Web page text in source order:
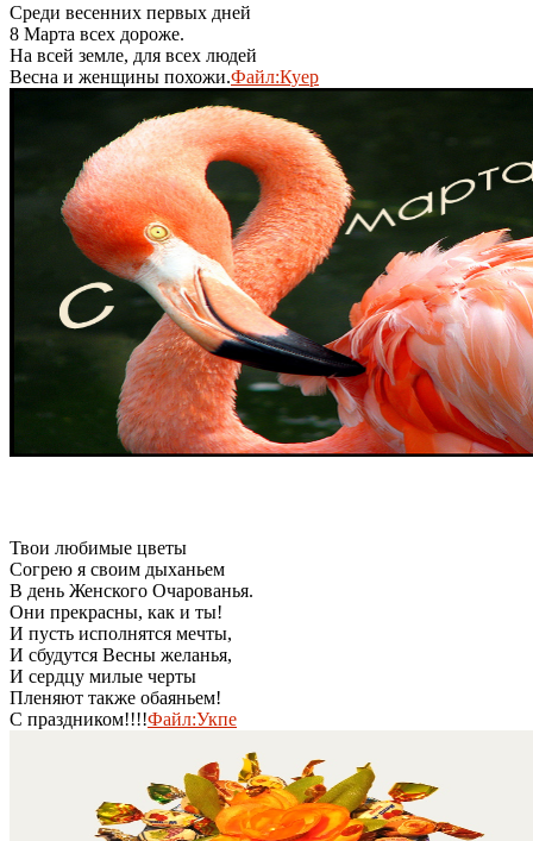
Среди весенних первых дней
8 Марта всех дороже.
На всей земле, для всех людей
Весна и женщины похожи.Файл:Куер
Твои любимые цветы
Согрею я своим дыханьем
В день Женского Очарованья.
Они прекрасны, как и ты!
И пусть исполнятся мечты,
И сбудутся Весны желанья,
И сердцу милые черты
Пленяют также обаяньем!
С праздником!!!!Файл:Укпе